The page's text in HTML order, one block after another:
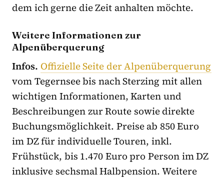
dem ich gerne die Zeit anhalten möchte.
Weitere Informationen zur
Alpenüberquerung
Infos. Offizielle Seite der Alpenüberquerung
vom Tegernsee bis nach Sterzing mit allen
wichtigen Informationen, Karten und
Beschreibungen zur Route sowie direkte
Buchungsmöglichkeit. Preise ab 850 Euro
im DZ für individuelle Touren, inkl.
Frühstück, bis 1.470 Euro pro Person im DZ
inklusive sechsmal Halbpension. Weitere